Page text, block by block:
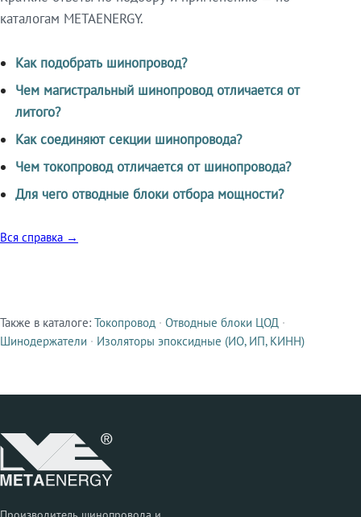
каталогам METAENERGY.
Как подобрать шинопровод?
Чем магистральный шинопровод отличается от
литого?
Как соединяют секции шинопровода?
Чем токопровод отличается от шинопровода?
Для чего отводные блоки отбора мощности?
Вся справка →
Смежные продукты
Также в каталоге: Токопровод · Отводные блоки ЦОД ·
Шинодержатели · Изоляторы эпоксидные (ИО, ИП, КИНН)